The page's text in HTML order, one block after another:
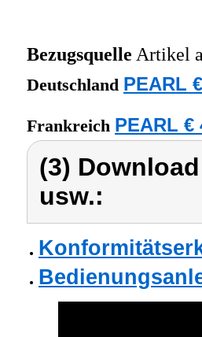
Bezugsquelle Artikel
Deutschland PEARL
Frankreich PEARL €
(3)
usw.: